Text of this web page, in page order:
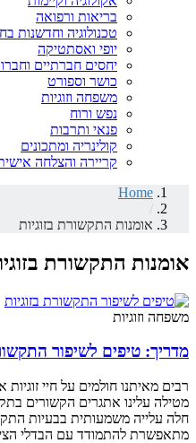
בריאות ורפואה
טכנולוגיה וחדשנות
יופי ואסתטיקה
יחסים חברתיים
כושר וספורט
משפחה וזוגיות
נפש ורוח
פנאי ותרבות
קולינריה ומתכונים
קריירה והצלחה
Home
/
אומנות התקשורת בזוגיות
אומנות התקשורת
משפחה וזוגיות
מדריך: טיפים לשיפור
רבים מאיתנו חולמים על חיי
מטילה עלינו אתגרים הקשורים
חלה עלייה משמעותית בבעיות
מתאפשרת להתמודד עם הבדלי